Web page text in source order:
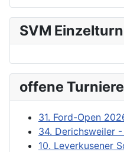
SVM
offene Turniere
31. Ford-Open
34. Derichsweiler
10. Leverkusener